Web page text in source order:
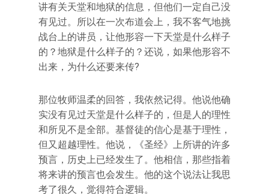
讲有关天堂和地狱的信息，但他们一定自己没
有见过。所以在一次布道会上，我不客气地挑
战台上的讲员，让他形容一下天堂是什么样子
的？地狱是什么样子的？还说，如果他形容不
出来，为什么还要来传?
那位牧师温柔的回答，我依然记得。他说他确
实没有见过天堂是什么样子的，但是人的理性
和所见不是全部。基督徒的信心是基于理性，
但又超越理性。他说，《圣经》上所讲的许多
预言，历史上已经发生了。他相信，那些指着
将来讲的预言也会发生。他的这个说法让我思
考了很久，觉得符合逻辑。